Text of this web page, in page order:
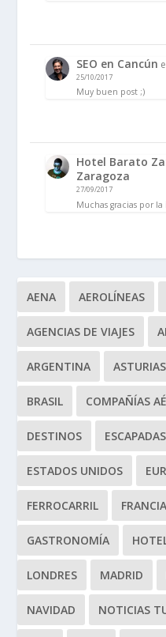
SEO en Cancún
25/10/2017
Muy buen post ;)
Hotel Barato
Zaragoza
27/09/2017
Muchas gracias por
AENA AEROLÍNEAS
AGENCIAS DE VIAJES
ARGENTINA ASTURIAS
BRASIL COMPAÑÍAS
DESTINOS ESCAPADAS
ESTADOS UNIDOS
FERROCARRIL FRANCIA
GASTRONOMÍA
LONDRES MADRID
NAVIDAD NOTICIAS